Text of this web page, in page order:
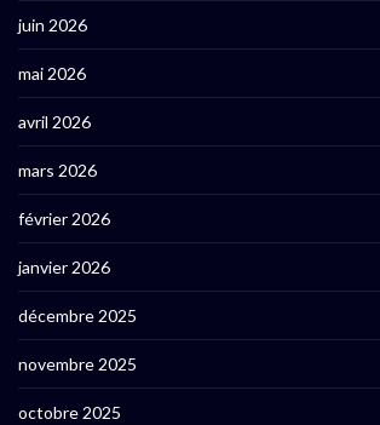
juin 2026
mai 2026
avril 2026
mars 2026
février 2026
janvier 2026
décembre 2025
novembre 2025
octobre 2025